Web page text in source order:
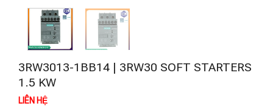
3RW3013-1BB14 | 3RW30 SOFT STARTERS
1.5 KW
LIÊN HỆ